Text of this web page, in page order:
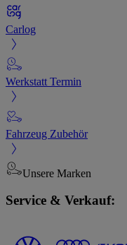
Carlog
Werkstatt Termin
Fahrzeug Zubehör
Unsere Marken
Service & Verkauf: